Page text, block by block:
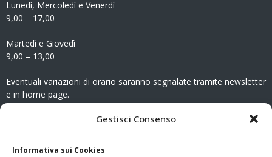
Gestisci Consenso
Informativa sui Cookies
Lunedì, Mercoledì e Venerdì
9,00 – 17,00
Martedì e Giovedì
9,00 – 13,00
Eventuali variazioni di orario saranno segnalate tramite newsletter
e in home page.